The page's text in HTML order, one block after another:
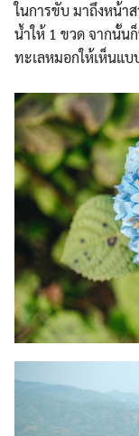
ในการขับ มาถึงหน้า
น้ำให้ 1 ขวด จากนั้น
ทะเลหมอกให้เห็นแบ